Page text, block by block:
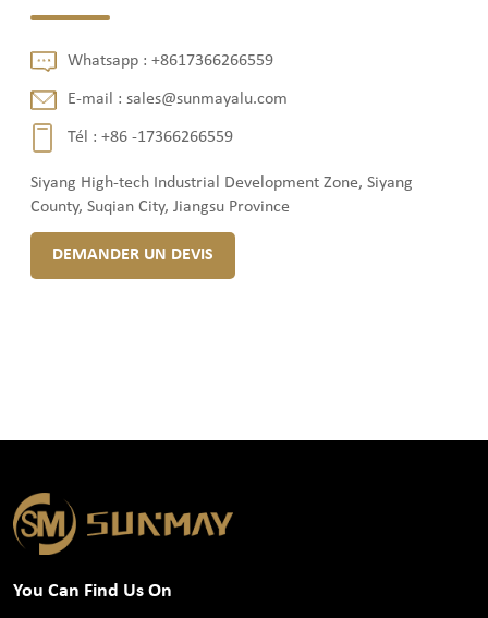
Whatsapp :+8617366266559
E-mail :sales@sunmayalu.com
Tél :+86 -17366266559
Siyang High-tech Industrial Development Zone, Siyang
County, Suqian City, Jiangsu Province
DEMANDER UN DEVIS
You Can Find Us On